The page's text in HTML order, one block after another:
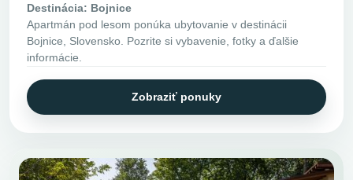
Destinácia: Bojnice
Apartmán pod lesom ponúka ubytovanie v destinácii
Bojnice, Slovensko. Pozrite si vybavenie, fotky a ďalšie
informácie.
Zobraziť ponuky